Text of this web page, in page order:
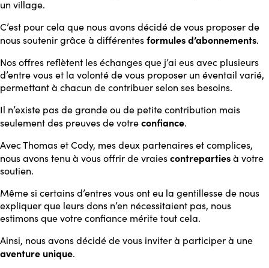
un village.
C’est pour cela que nous avons décidé de vous proposer de
nous soutenir grâce à différentesformules d’abonnements.
Nos offres reflètent les échanges que j’ai eus avec plusieurs
d’entre vous et la volonté de vous proposer un éventail varié,
permettant à chacun de contribuer selon ses besoins.
Il n’existe pas de grande ou de petite contribution mais
seulement des preuves de votreconfiance.
Avec Thomas et Cody, mes deux partenaires et complices,
nous avons tenu à vous offrir de vraiescontrepartiesà votre
soutien.
Même si certains d’entres vous ont eu la gentillesse de nous
expliquer que leurs dons n’en nécessitaient pas, nous
estimons que votre confiance mérite tout cela.
Ainsi, nous avons décidé de vous inviter à participer à une
aventure unique.